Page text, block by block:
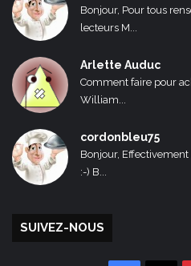
Bonjour, Pour tous
lecteurs M...
Arlette Auduc
Comment faire pour
William...
cordonbleu75
Bonjour,
:-) B...
SUIVEZ-NOUS